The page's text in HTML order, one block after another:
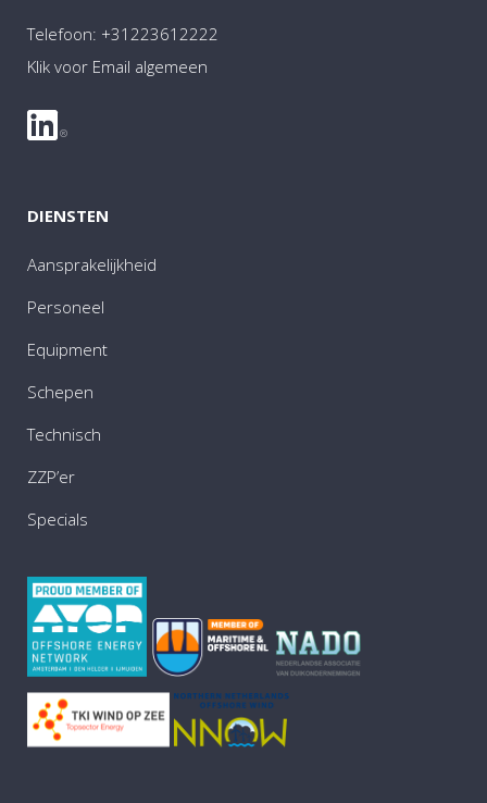
Telefoon: +31223612222
Klik voor Email algemeen
DIENSTEN
Aansprakelijkheid
Personeel
Equipment
Schepen
Technisch
ZZP’er
Specials